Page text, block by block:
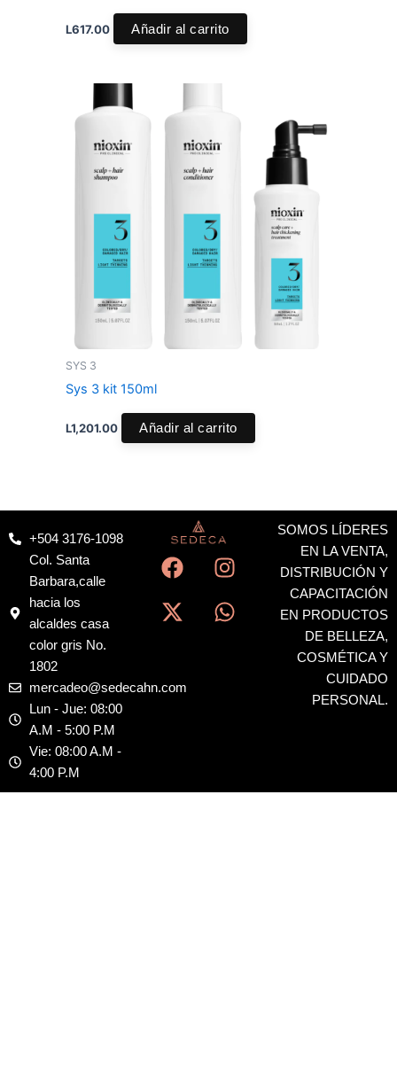
L617.00 Añadir al carrito
SYS 3
Sys 3 kit 150ml
L1,201.00 Añadir al carrito
+504 3176-1098
Col. Santa
Barbara,calle
hacia los
alcaldes casa
color gris No.
1802
mercadeo@sedecahn.com
Lun - Jue: 08:00
A.M - 5:00 P.M
Vie: 08:00 A.M -
4:00 P.M
F
a
c
e
o
I
n
s
t
X
-
t
w
t
W
h
a
t
SOMOS LÍDERES
EN LA VENTA,
DISTRIBUCIÓN Y
CAPACITACIÓN
EN PRODUCTOS
DE BELLEZA,
COSMÉTICA Y
CUIDADO
PERSONAL.